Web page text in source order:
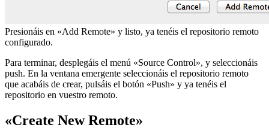
Presionáis en «Add Remote» y listo, ya tenéis el repositorio remoto
configurado.
Para terminar, desplegáis el menú «Source Control», y seleccionáis
push. En la ventana emergente seleccionáis el repositorio remoto
que acabáis de crear, pulsáis el botón «Push» y ya tenéis el
repositorio en vuestro remoto.
«Create New Remote»